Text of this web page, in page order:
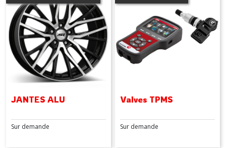
JANTES ALU
Sur demande
Valves TPMS
Sur demande